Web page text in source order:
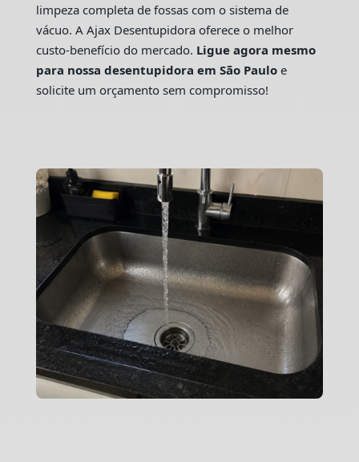
limpeza completa de fossas com o sistema de
vácuo. A Ajax Desentupidora oferece o melhor
custo-benefício do mercado. Ligue agora mesmo
para nossa desentupidora em São Pauloe
solicite um orçamento sem compromisso!